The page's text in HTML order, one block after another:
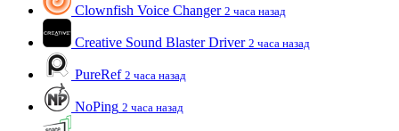
Clownfish Voice Changer 2 часа назад
Creative Sound Blaster Driver 2 часа назад
PureRef 2 часа назад
NoPing 2 часа назад